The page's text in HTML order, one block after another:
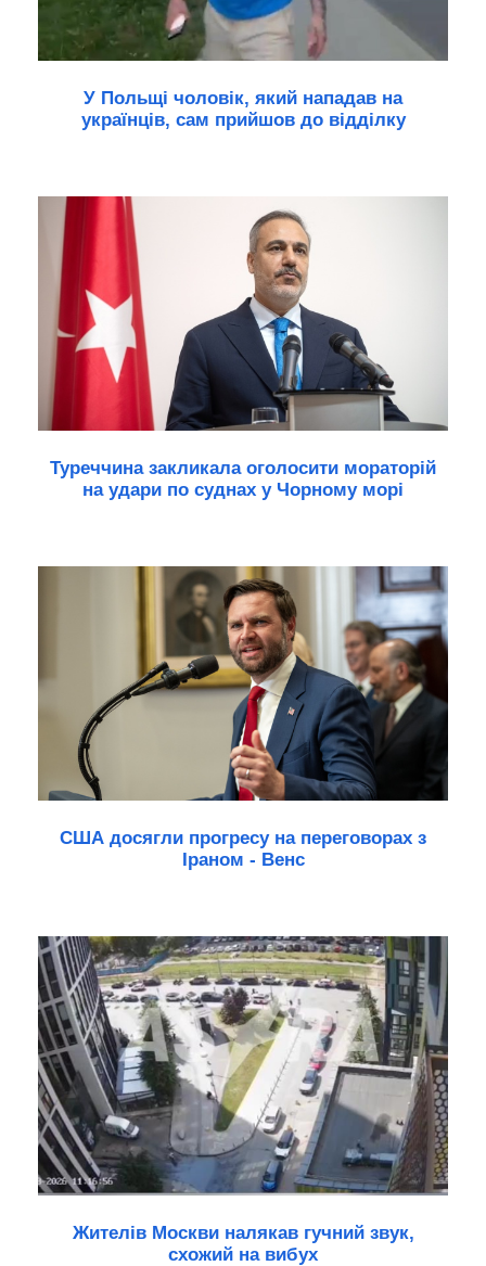
У Польщі чоловік, який нападав на
українців, сам прийшов до відділку
Туреччина закликала оголосити мораторій
на удари по суднах у Чорному морі
США досягли прогресу на переговорах з
Іраном - Венс
Жителів Москви налякав гучний звук,
схожий на вибух